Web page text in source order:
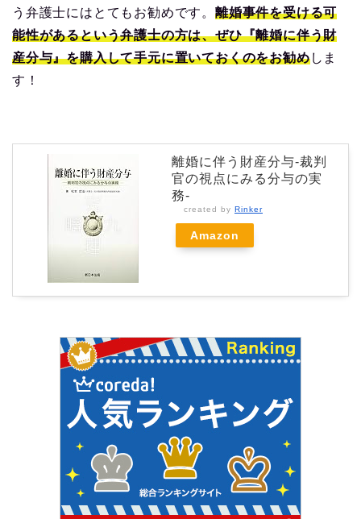
う弁護士にはとてもお勧めです。 離婚事件を受ける可
能性があるという弁護士の方は、ぜひ『離婚に伴う財
産分与』を購入して手元に置いておくのをお勧めしま
す！
離婚に伴う財産分与-裁判
官の視点にみる分与の実
務-
created by Rinker
Amazon